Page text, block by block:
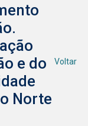
e do
Norte
Voltar